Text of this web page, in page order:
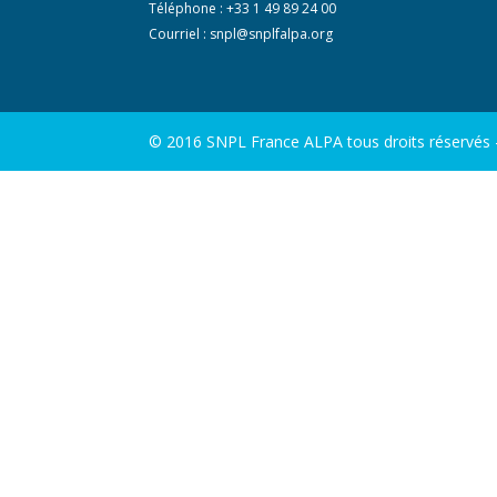
Téléphone : +33 1 49 89 24 00
Courriel : snpl@snplfalpa.org
© 2016 SNPL France ALPA tous droits réservés